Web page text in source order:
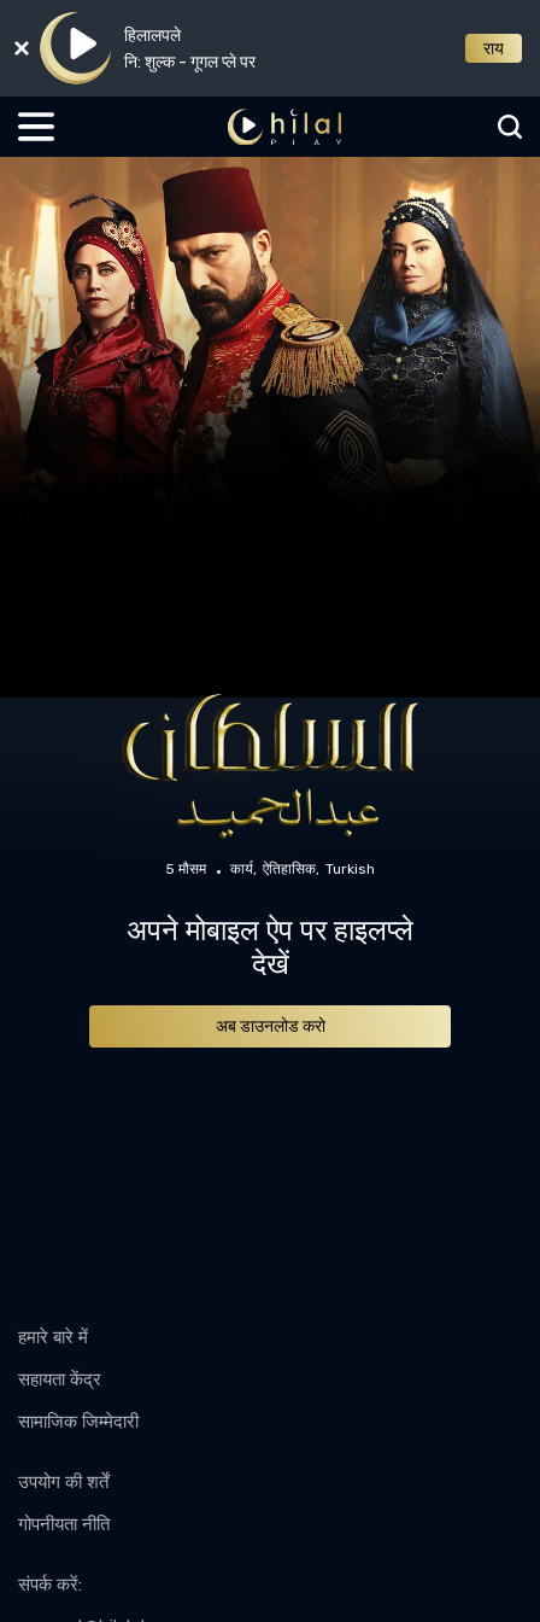
हिलालपले
नि: शुल्क - गूगल प्ले पर
राय
5 मौसम कार्य ऐतिहासिक Turkish
अपने मोबाइल ऐप पर हाइलप्ले
देखें
अब डाउनलोड करो
हमारे बारे में
सहायता केंद्र
सामाजिक जिम्मेदारी
उपयोग की शर्तें
गोपनीयता नीति
संपर्क करें: